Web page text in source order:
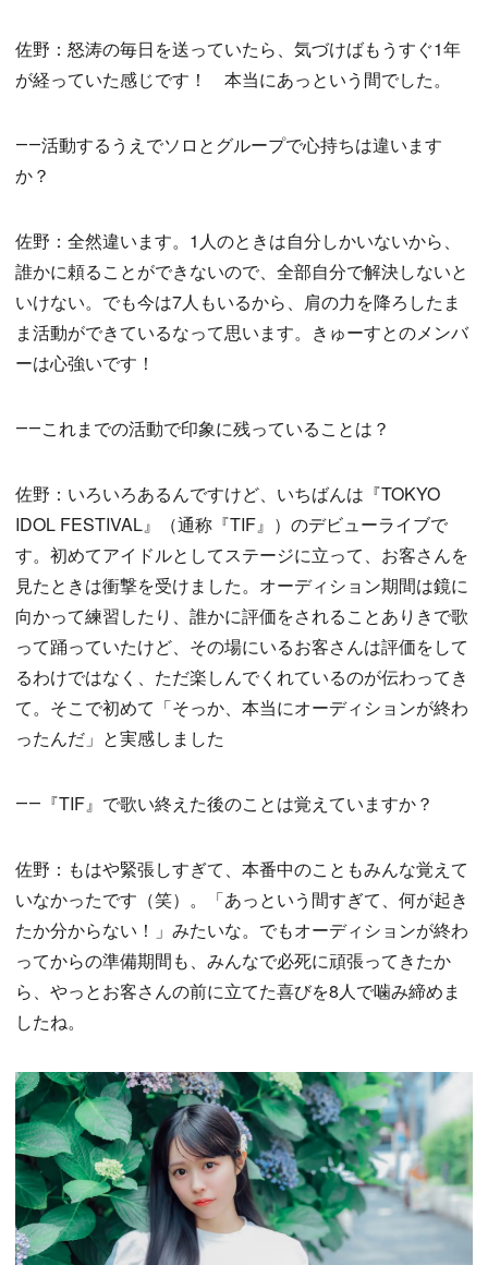
佐野：怒涛の毎日を送っていたら、気づけばもうすぐ1年
が経っていた感じです！ 本当にあっという間でした。
――活動するうえでソロとグループで心持ちは違います
か？
佐野：全然違います。1人のときは自分しかいないから、
誰かに頼ることができないので、全部自分で解決しないと
いけない。でも今は7人もいるから、肩の力を降ろしたま
ま活動ができているなって思います。きゅーすとのメンバ
ーは心強いです！
――これまでの活動で印象に残っていることは？
佐野：いろいろあるんですけど、いちばんは『TOKYO
IDOL FESTIVAL』（通称『TIF』）のデビューライブで
す。初めてアイドルとしてステージに立って、お客さんを
見たときは衝撃を受けました。オーディション期間は鏡に
向かって練習したり、誰かに評価をされることありきで歌
って踊っていたけど、その場にいるお客さんは評価をして
るわけではなく、ただ楽しんでくれているのが伝わってき
て。そこで初めて「そっか、本当にオーディションが終わ
ったんだ」と実感しました
――『TIF』で歌い終えた後のことは覚えていますか？
佐野：もはや緊張しすぎて、本番中のこともみんな覚えて
いなかったです（笑）。「あっという間すぎて、何が起き
たか分からない！」みたいな。でもオーディションが終わ
ってからの準備期間も、みんなで必死に頑張ってきたか
ら、やっとお客さんの前に立てた喜びを8人で噛み締めま
したね。